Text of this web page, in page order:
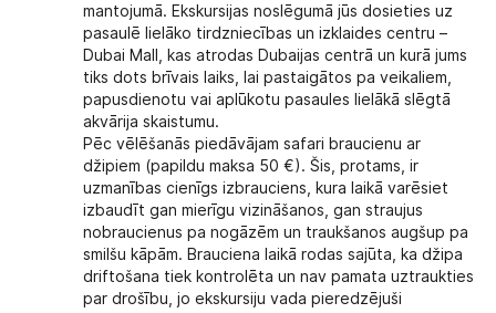
mantojumā. Ekskursijas noslēgumā jūs dosieties uz
pasaulē lielāko tirdzniecības un izklaides centru –
Dubai Mall, kas atrodas Dubaijas centrā un kurā jums
tiks dots brīvais laiks, lai pastaigātos pa veikaliem,
papusdienotu vai aplūkotu pasaules lielākā slēgtā
akvārija skaistumu.
Pēc vēlēšanās piedāvājam safari braucienu ar
džipiem (papildu maksa 50 €). Šis, protams, ir
uzmanības cienīgs izbrauciens, kura laikā varēsiet
izbaudīt gan mierīgu vizināšanos, gan straujus
nobraucienus pa nogāzēm un traukšanos augšup pa
smilšu kāpām. Brauciena laikā rodas sajūta, ka džipa
driftošana tiek kontrolēta un nav pamata uztraukties
par drošību, jo ekskursiju vada pieredzējuši